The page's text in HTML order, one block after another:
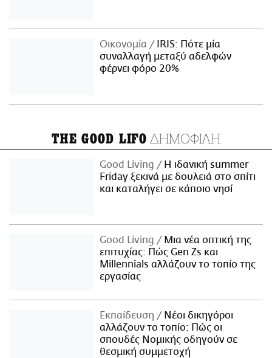
Οικονομία
IRIS: Πότε μία
συναλλαγή μεταξύ αδελφών
φέρνει φόρο 20%
THE GOOD LIFO ΔΗΜΟΦΙΛΗ
Good Living
Η ιδανική summer
Friday ξεκινά με δουλειά στο σπίτι
και καταλήγει σε κάποιο νησί
Good Living
Μια νέα οπτική της
επιτυχίας: Πώς Gen Zs και
Millennials αλλάζουν το τοπίο της
εργασίας
Εκπαίδευση
Νέοι δικηγόροι
αλλάζουν το τοπίο: Πώς οι
σπουδές Νομικής οδηγούν σε
θεσμική συμμετοχή